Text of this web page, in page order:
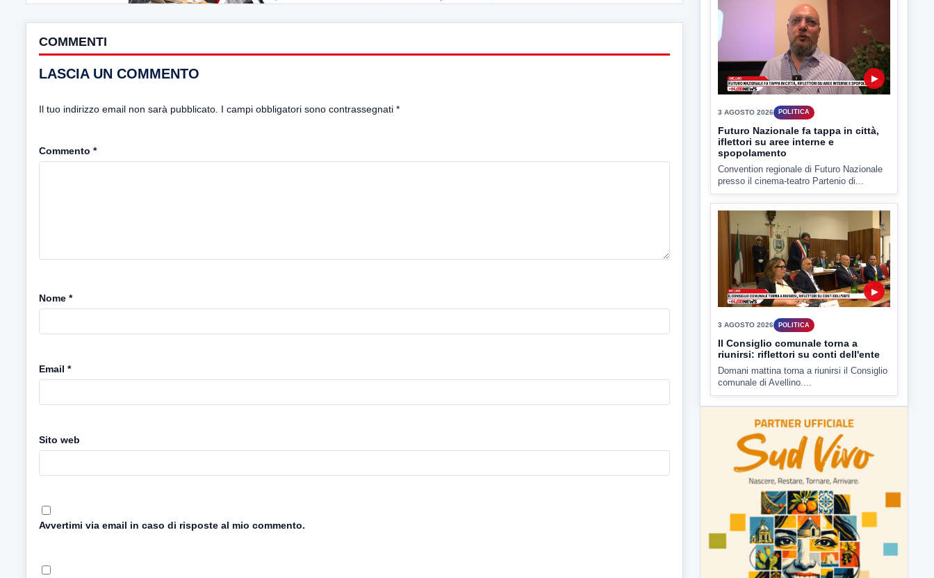
COMMENTI
LASCIA UN COMMENTO
Il tuo indirizzo email non sarà pubblicato. I campi obbligatori sono contrassegnati *
Commento *
Nome *
Email *
Sito web
Avvertimi via email in caso di risposte al mio commento.
Estate: Nargi e Festa peggiore degli
ultimi 10 anni. Cipriano: 90 eventi in
città
È scontro sulla bontà del “Ferragosto
avellinese” tra gli ex...
▶
Futuro Nazionale fa tappa in città,
iflettori su aree interne e
spopolamento
Convention regionale di Futuro Nazionale
presso il cinema-teatro Partenio di...
Il Consiglio comunale torna a
riunirsi: riflettori su conti dell'ente
Domani mattina torna a riunirsi il Consiglio
comunale di Avellino....